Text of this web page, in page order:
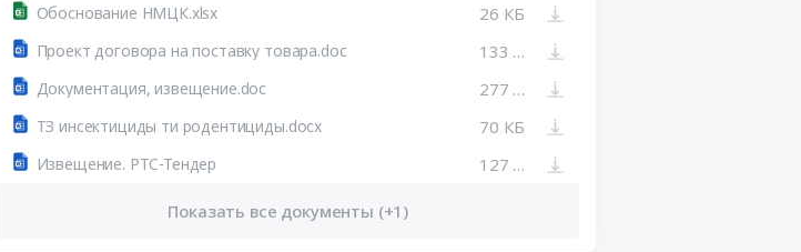
Обоснование НМЦК.xlsx 26 КБ
Проект договора на поставку товара.doc 133 КБ
Документация, извещение.doc 277 КБ
ТЗ инсектициды ти родентициды.docx 70 КБ
Извещение. РТС-Тендер 127 КБ
Показать все документы (+1)